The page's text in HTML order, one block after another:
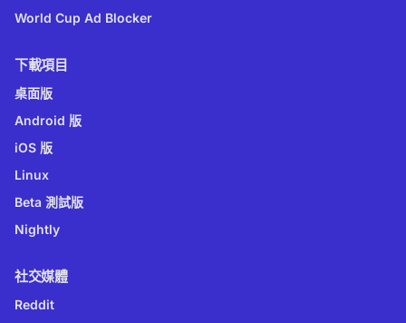
World Cup Ad Blocker
下載項目
桌面版
Android 版
iOS 版
Linux
Beta 測試版
Nightly
社交媒體
Reddit